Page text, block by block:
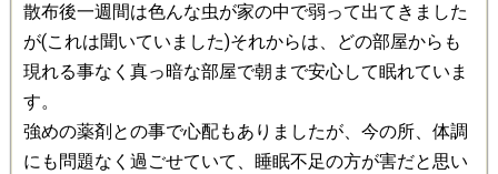
散布後一週間は色んな虫が家の中で弱って出てきました
が(これは聞いていました)それからは、どの部屋からも
現れる事なく真っ暗な部屋で朝まで安心して眠れていま
す。
強めの薬剤との事で心配もありましたが、今の所、体調
にも問題なく過ごせていて、睡眠不足の方が害だと思い